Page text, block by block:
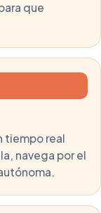
que
tiempo real
navega por el